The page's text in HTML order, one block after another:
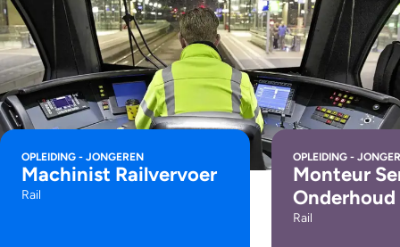
OPLEIDING - JONGEREN
Machinist Railvervoer
Rail
OPLEIDING -
Monteur
Onderhoud
Rail